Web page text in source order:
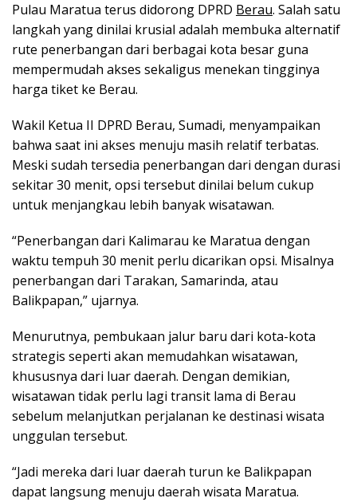
Pulau Maratua terus didorong DPRD Berau. Salah satu
langkah yang dinilai krusial adalah membuka alternatif
rute penerbangan dari berbagai kota besar guna
mempermudah akses sekaligus menekan tingginya
harga tiket ke Berau.
Wakil Ketua II DPRD Berau, Sumadi, menyampaikan
bahwa saat ini akses menuju masih relatif terbatas.
Meski sudah tersedia penerbangan dari dengan durasi
sekitar 30 menit, opsi tersebut dinilai belum cukup
untuk menjangkau lebih banyak wisatawan.
“Penerbangan dari Kalimarau ke Maratua dengan
waktu tempuh 30 menit perlu dicarikan opsi. Misalnya
penerbangan dari Tarakan, Samarinda, atau
Balikpapan,” ujarnya.
Menurutnya, pembukaan jalur baru dari kota-kota
strategis seperti akan memudahkan wisatawan,
khususnya dari luar daerah. Dengan demikian,
wisatawan tidak perlu lagi transit lama di Berau
sebelum melanjutkan perjalanan ke destinasi wisata
unggulan tersebut.
“Jadi mereka dari luar daerah turun ke Balikpapan
dapat langsung menuju daerah wisata Maratua.